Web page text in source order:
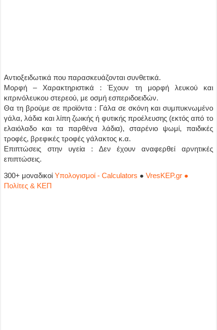
Αντιοξειδωτικά που παρασκευάζονται συνθετικά.
Μορφή – Χαρακτηριστικά : Έχουν τη μορφή λευκού και
κιτρινόλευκου στερεού, με οσμή εσπεριδοειδών.
Θα τη βρούμε σε προϊόντα : Γάλα σε σκόνη και συμπυκνωμένο
γάλα, λάδια και λίπη ζωικής ή φυτικής προέλευσης (εκτός από το
ελαιόλαδο και τα παρθένα λάδια), σταρένιο ψωμί, παιδικές
τροφές, βρεφικές τροφές γάλακτος κ.α.
Επιπτώσεις στην υγεία : Δεν έχουν αναφερθεί αρνητικές
επιπτώσεις.
300+ μοναδικοίΥπολογισμοί - Calculators ●VresKEP.gr ●
Πολίτες & ΚΕΠ